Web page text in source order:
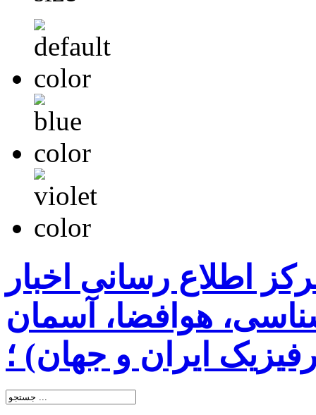
اطلاع رسانی اخبار
هوافضا، آسمان
ایران و جهان) ؛